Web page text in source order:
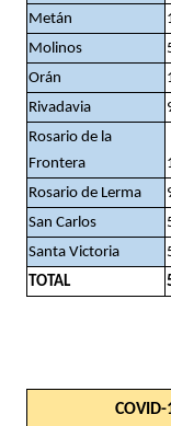
Metán
Molinos
Orán
Rivadavia
Rosario de la
Frontera
Rosario de Lerma
San Carlos
Santa Victoria
TOTAL